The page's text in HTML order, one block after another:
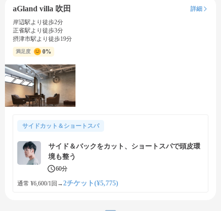
aGland villa 吹田
詳細
岸辺駅より徒歩2分
正雀駅より徒歩3分
摂津市駅より徒歩19分
満足度 0%
サイドカット＆ショートスパ
サイド＆バックをカット、ショートスパで頭皮環
境も整う
60分
通常 ¥6,600/1回 →2チケット(¥5,775)